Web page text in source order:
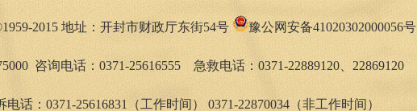
2015 地址：开封市财政厅东街54号 豫公网安备41020302000056号
咨询电话：0371-25616555 急救电话：0371-22889120、22869120
电话：0371-25616831（工作时间） 0371-22870034（非工作时间）